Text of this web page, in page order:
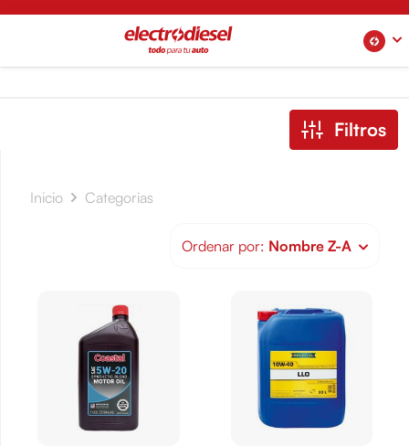
Filtros
Inicio Categorias
Ordenar por: Nombre Z-A